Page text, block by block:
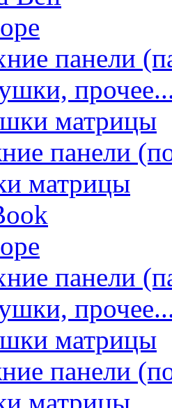
панели
матрицы
панели
матрицы
панели
матрицы
панели
матрицы